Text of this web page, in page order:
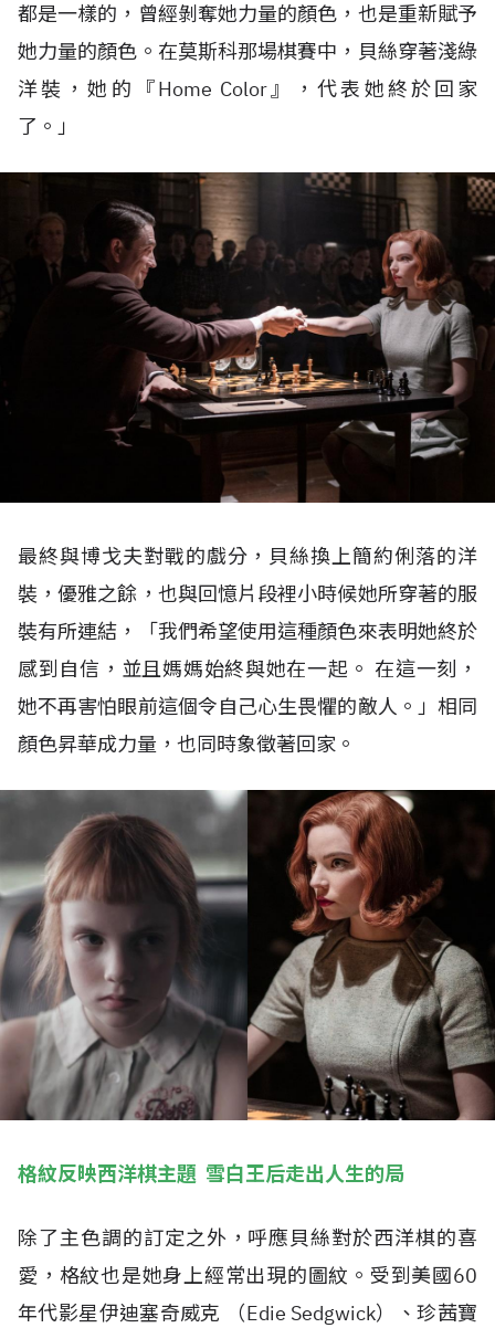
都是一樣的，曾經剝奪她力量的顏色，也是重新賦予
她力量的顏色。在莫斯科那場棋賽中，貝絲穿著淺綠
洋裝，她的『Home Color』，代表她終於回家
了。」
最終與博戈夫對戰的戲分，貝絲換上簡約俐落的洋
裝，優雅之餘，也與回憶片段裡小時候她所穿著的服
裝有所連結，「我們希望使用這種顏色來表明她終於
感到自信，並且媽媽始終與她在一起。 在這一刻，
她不再害怕眼前這個令自己心生畏懼的敵人。」相同
顏色昇華成力量，也同時象徵著回家。
格紋反映西洋棋主題 雪白王后走出人生的局
除了主色調的訂定之外，呼應貝絲對於西洋棋的喜
愛，格紋也是她身上經常出現的圖紋。受到美國60
年代影星伊迪塞奇威克 （Edie Sedgwick）、珍茜寶